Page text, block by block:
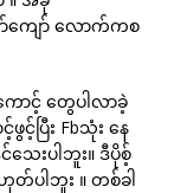
ကျော် လောက်ကစ
င့် တွေပါလာခဲ့
ပြီး Fbသုံး နေ
ေးပါဘူး။ ဒီပိုစ့်
ပါဘူး ။ တစ်ခါ